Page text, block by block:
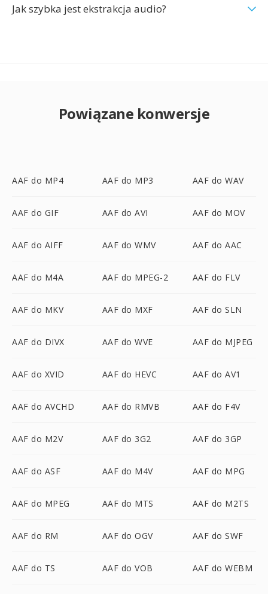
Jak szybka jest ekstrakcja audio?
Powiązane konwersje
AAF do MP4 AAF do MP3 AAF do WAV
AAF do GIF AAF do AVI AAF do MOV
AAF do AIFF AAF do WMV AAF do AAC
AAF do M4A AAF do MPEG-2 AAF do FLV
AAF do MKV AAF do MXF AAF do SLN
AAF do DIVX AAF do WVE AAF do MJPEG
AAF do XVID AAF do HEVC AAF do AV1
AAF do AVCHD AAF do RMVB AAF do F4V
AAF do M2V AAF do 3G2 AAF do 3GP
AAF do ASF AAF do M4V AAF do MPG
AAF do MPEG AAF do MTS AAF do M2TS
AAF do RM AAF do OGV AAF do SWF
AAF do TS AAF do VOB AAF do WEBM